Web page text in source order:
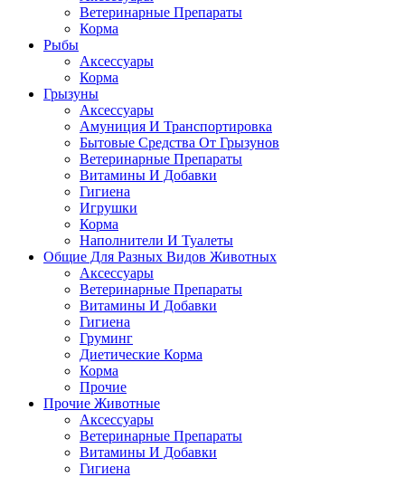
Ветеринарные Препараты
Корма
Рыбы
Аксессуары
Корма
Грызуны
Аксессуары
Амуниция И Транспортировка
Бытовые Средства От Грызунов
Ветеринарные Препараты
Витамины И Добавки
Гигиена
Игрушки
Корма
Наполнители И Туалеты
Общие Для Разных Видов Животных
Аксессуары
Ветеринарные Препараты
Витамины И Добавки
Гигиена
Груминг
Диетические Корма
Корма
Прочие
Прочие Животные
Аксессуары
Ветеринарные Препараты
Витамины И Добавки
Гигиена